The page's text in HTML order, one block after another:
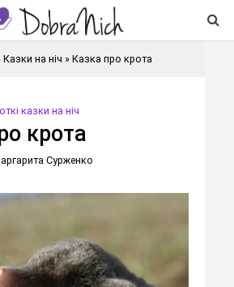
Казки на ніч » Казка про крота
казки на ніч
крота
Сурженко